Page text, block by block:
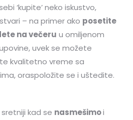
‘kupite’ neko iskustvo,
– na primer ako posetite
na večeru u omiljenom
uvek se možete
kvalitetno vreme sa
oraspoložite se i uštedite.
kad se nasmešimoi